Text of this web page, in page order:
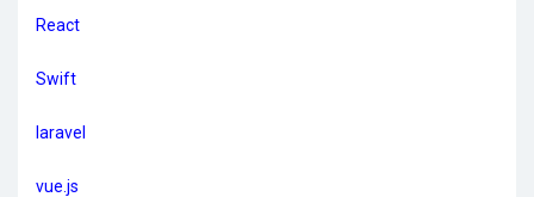
React
Swift
laravel
vue.js